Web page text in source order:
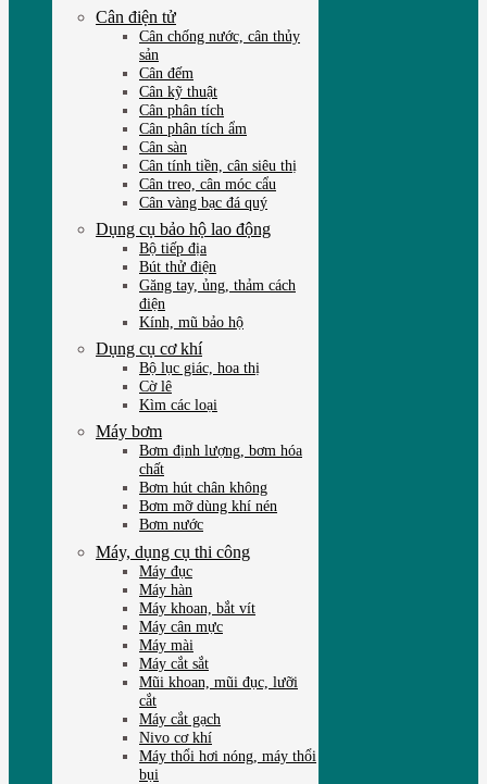
Cân điện tử
Cân chống nước, cân thủy
sản
Cân đếm
Cân kỹ thuật
Cân phân tích
Cân phân tích ẩm
Cân sàn
Cân tính tiền, cân siêu thị
Cân treo, cân móc cẩu
Cân vàng bạc đá quý
Dụng cụ bảo hộ lao động
Bộ tiếp địa
Bút thử điện
Găng tay, ủng, thảm cách
điện
Kính, mũ bảo hộ
Dụng cụ cơ khí
Bộ lục giác, hoa thị
Cờ lê
Kìm các loại
Máy bơm
Bơm định lượng, bơm hóa
chất
Bơm hút chân không
Bơm mỡ dùng khí nén
Bơm nước
Máy, dụng cụ thi công
Máy đục
Máy hàn
Máy khoan, bắt vít
Máy cân mực
Máy mài
Máy cắt sắt
Mũi khoan, mũi đục, lưỡi
cắt
Máy cắt gạch
Nivo cơ khí
Máy thổi hơi nóng, máy thổi
bụi